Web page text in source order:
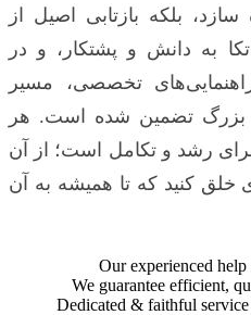
سازد، بلکه بازتابی اصیل از
به دانش و پشتکار، و در
تخصصی، مسیر
بزرگ تضمین شده است. هر
رشد و تکامل است؛ از آن
خلق کنید که تا همیشه به آن
Our experienced
We guarantee efficient,
Dedicated & faithful